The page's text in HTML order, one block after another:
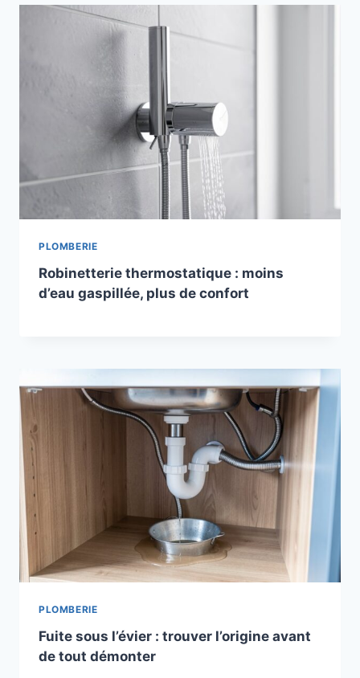
PLOMBERIE
Robinetterie thermostatique : moins
d’eau gaspillée, plus de confort
PLOMBERIE
Fuite sous l’évier : trouver l’origine avant
de tout démonter